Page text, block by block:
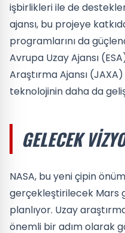
işbirlikleri ile de
ajansı, bu projeye
programlarını da
Avrupa Uzay Ajansı
Araştırma Ajansı
teknolojinin daha da
GELECEK
NASA, bu yeni çipin
gerçekleştirilecek Mars
planlıyor. Uzay
önemli bir adım olarak